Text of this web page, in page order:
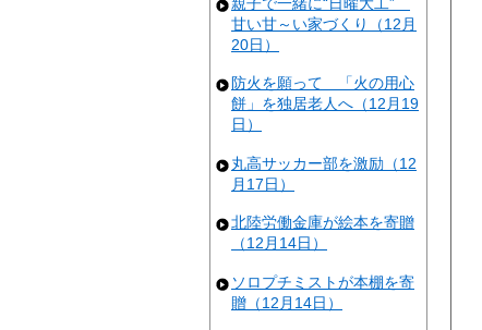
甘い甘～い家づくり（12月
20日）
防火を願って 「火の用心
餅」を独居老人へ（12月19
日）
丸高サッカー部を激励（12
月17日）
北陸労働金庫が絵本を寄贈
（12月14日）
ソロプチミストが本棚を寄
贈（12月14日）